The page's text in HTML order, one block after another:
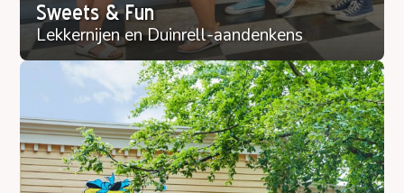
Sweets & Fun
Lekkernijen en Duinrell-aandenkens